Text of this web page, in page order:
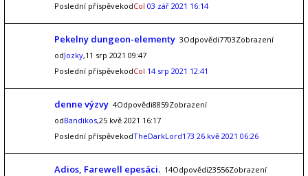
Poslední příspěvekodCol 03 zář 2021 16:14
Pekelny dungeon-elementy 3Odpovědi7703Zobrazení
odJozky,11 srp 2021 09:47
Poslední příspěvekodCol 14 srp 2021 12:41
denne výzvy 4Odpovědi8859Zobrazení
odBandikos,25 kvě 2021 16:17
Poslední příspěvekodTheDarkLord173 26 kvě 2021 06:26
Adios, Farewell epesáci. 14Odpovědi23556Zobrazení